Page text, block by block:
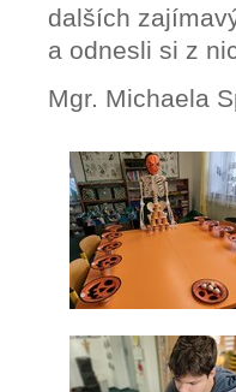
dalších
a odnesli si z
Mgr. Michaela